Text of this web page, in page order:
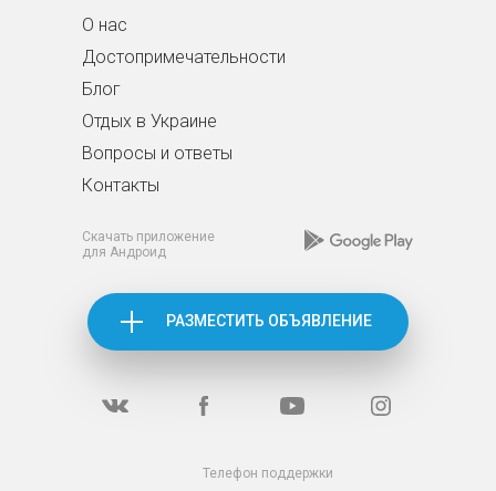
О нас
Достопримечательности
Блог
Отдых в Украине
Вопросы и ответы
Контакты
Скачать приложение
для Андроид
РАЗМЕСТИТЬ ОБЪЯВЛЕНИЕ
Телефон поддержки